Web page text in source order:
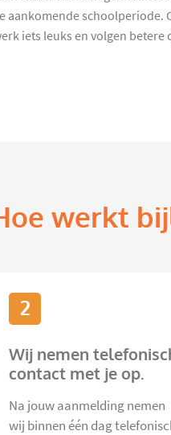
iets leuks en volgen
werkt
2
Wij nemen
contact met je op.
Na jouw aanmelding nemen
wij binnen één dag